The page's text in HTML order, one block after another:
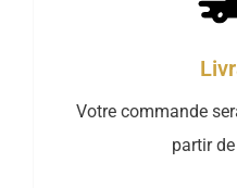
Votre commande
partir de